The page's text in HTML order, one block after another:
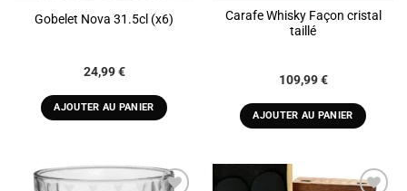
page
Gobelet Nova 31.5cl (x6)
24,99€
AJOUTER AU PANIER
Carafe Whisky Façon cristal
taillé
109,99€
AJOUTER AU PANIER